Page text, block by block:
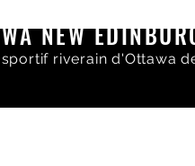
NEW
riverain d'Ottawa